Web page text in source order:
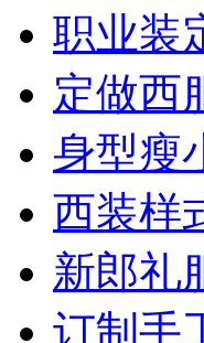
职业装
定做西
身型瘦
西装样
新郎礼
订制手